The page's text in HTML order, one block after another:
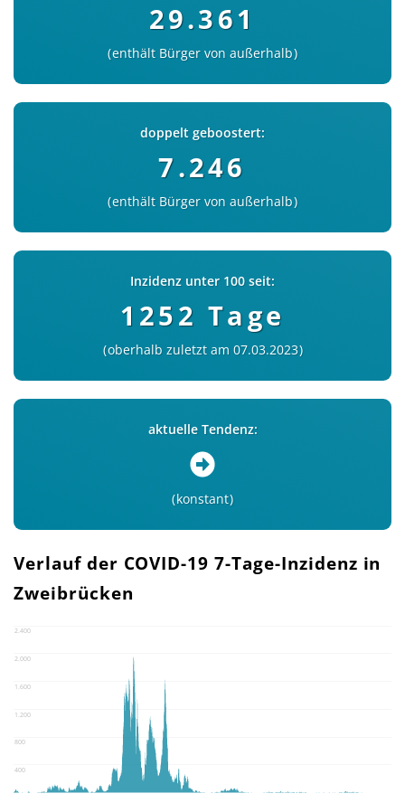
29.361
enthält Bürger von außerhalb
doppelt geboostert:
7.246
enthält Bürger von außerhalb
Inzidenz unter 100 seit:
1252 Tage
oberhalb zuletzt am 07.03.2023
aktuelle Tendenz:
konstant
Verlauf der COVID-19 7-Tage-Inzidenz in
Zweibrücken
400
800
1.200
1.600
2.000
2.400